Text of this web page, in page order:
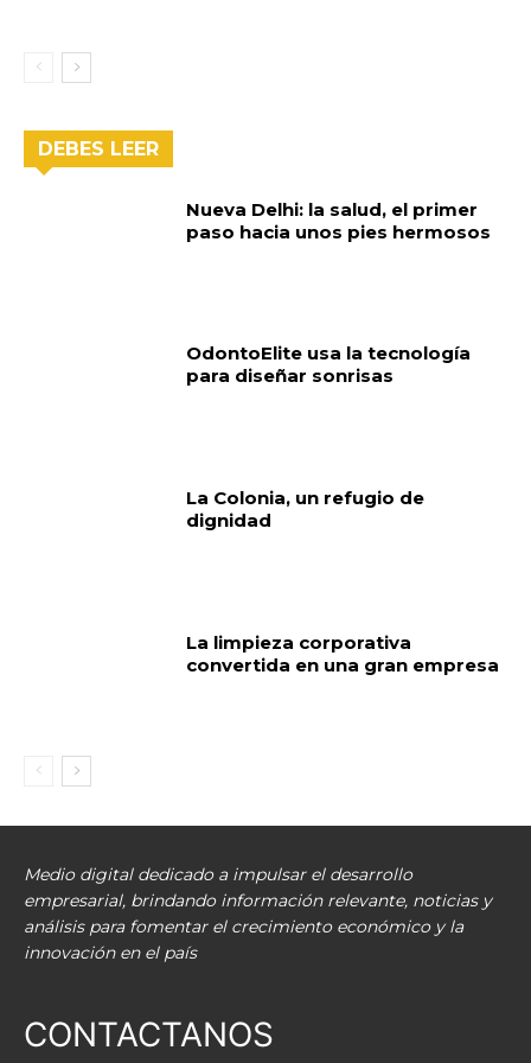
DEBES LEER
Nueva Delhi: la salud, el primer
paso hacia unos pies hermosos
OdontoElite usa la tecnología
para diseñar sonrisas
La Colonia, un refugio de
dignidad
La limpieza corporativa
convertida en una gran empresa
Medio digital dedicado a impulsar el desarrollo
empresarial, brindando información relevante, noticias y
análisis para fomentar el crecimiento económico y la
innovación en el país
CONTACTANOS